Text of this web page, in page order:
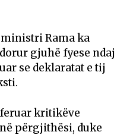
Rama ka
gjuhë fyese ndaj
se deklaratat e tij
kritikëve
përgjithësi, duke